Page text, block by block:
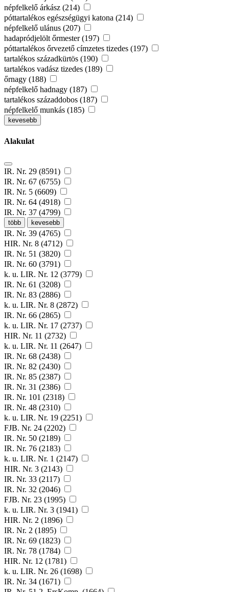
népfelkelő árkász (214)
póttartalékos egészségügyi katona (214)
népfelkelő ulánus (207)
hadapródjelölt őrmester (197)
póttartalékos őrvezető címzetes tizedes (197)
tartalékos századkürtös (190)
tartalékos vadász tizedes (189)
őrnagy (188)
népfelkelő hadnagy (187)
tartalékos századdobos (187)
népfelkelő munkás (185)
kevesebb
Alakulat
IR. Nr. 29 (8591)
IR. Nr. 67 (6755)
IR. Nr. 5 (6609)
IR. Nr. 64 (4918)
IR. Nr. 37 (4799)
több kevesebb
IR. Nr. 39 (4765)
HIR. Nr. 8 (4712)
IR. Nr. 51 (3820)
IR. Nr. 60 (3791)
k. u. LIR. Nr. 12 (3779)
IR. Nr. 61 (3208)
IR. Nr. 83 (2886)
k. u. LIR. Nr. 8 (2872)
IR. Nr. 66 (2865)
k. u. LIR. Nr. 17 (2737)
HIR. Nr. 11 (2732)
k. u. LIR. Nr. 11 (2647)
IR. Nr. 68 (2438)
IR. Nr. 82 (2430)
IR. Nr. 85 (2387)
IR. Nr. 31 (2386)
IR. Nr. 101 (2318)
IR. Nr. 48 (2310)
k. u. LIR. Nr. 19 (2251)
FJB. Nr. 24 (2202)
IR. Nr. 50 (2189)
IR. Nr. 76 (2183)
k. u. LIR. Nr. 1 (2147)
HIR. Nr. 3 (2143)
IR. Nr. 33 (2117)
IR. Nr. 32 (2046)
FJB. Nr. 23 (1995)
k. u. LIR. Nr. 3 (1941)
HIR. Nr. 2 (1896)
IR. Nr. 2 (1895)
IR. Nr. 69 (1823)
IR. Nr. 78 (1784)
HIR. Nr. 12 (1781)
k. u. LIR. Nr. 26 (1698)
IR. Nr. 34 (1671)